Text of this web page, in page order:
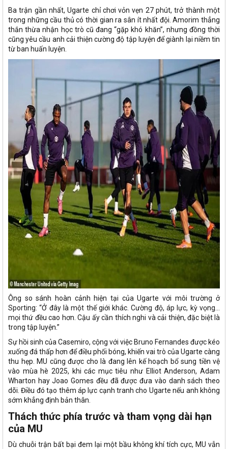
Ba trận gần nhất, Ugarte chỉ chơi vỏn vẹn 27 phút, trở thành một
trong những cầu thủ có thời gian ra sân ít nhất đội. Amorim thẳng
thắn thừa nhận học trò cũ đang “gặp khó khăn”, nhưng đồng thời
cũng yêu cầu anh cải thiện cường độ tập luyện để giành lại niềm tin
từ ban huấn luyện.
Ông so sánh hoàn cảnh hiện tại của Ugarte với môi trường ở
Sporting: “Ở đây là một thế giới khác. Cường độ, áp lực, kỳ vọng…
mọi thứ đều cao hơn. Cậu ấy cần thích nghi và cải thiện, đặc biệt là
trong tập luyện.”
Sự hồi sinh của Casemiro, cộng với việc Bruno Fernandes được kéo
xuống đá thấp hơn để điều phối bóng, khiến vai trò của Ugarte càng
thu hẹp. MU cũng được cho là đang lên kế hoạch bổ sung tiền vệ
vào mùa hè 2025, khi các mục tiêu như Elliot Anderson, Adam
Wharton hay Joao Gomes đều đã được đưa vào danh sách theo
dõi. Điều đó tạo thêm áp lực cạnh tranh cho Ugarte nếu anh không
sớm khẳng định bản thân.
Thách thức phía trước và tham vọng dài hạn
của MU
Dù chuỗi trận bất bại đem lại một bầu không khí tích cực, MU vẫn